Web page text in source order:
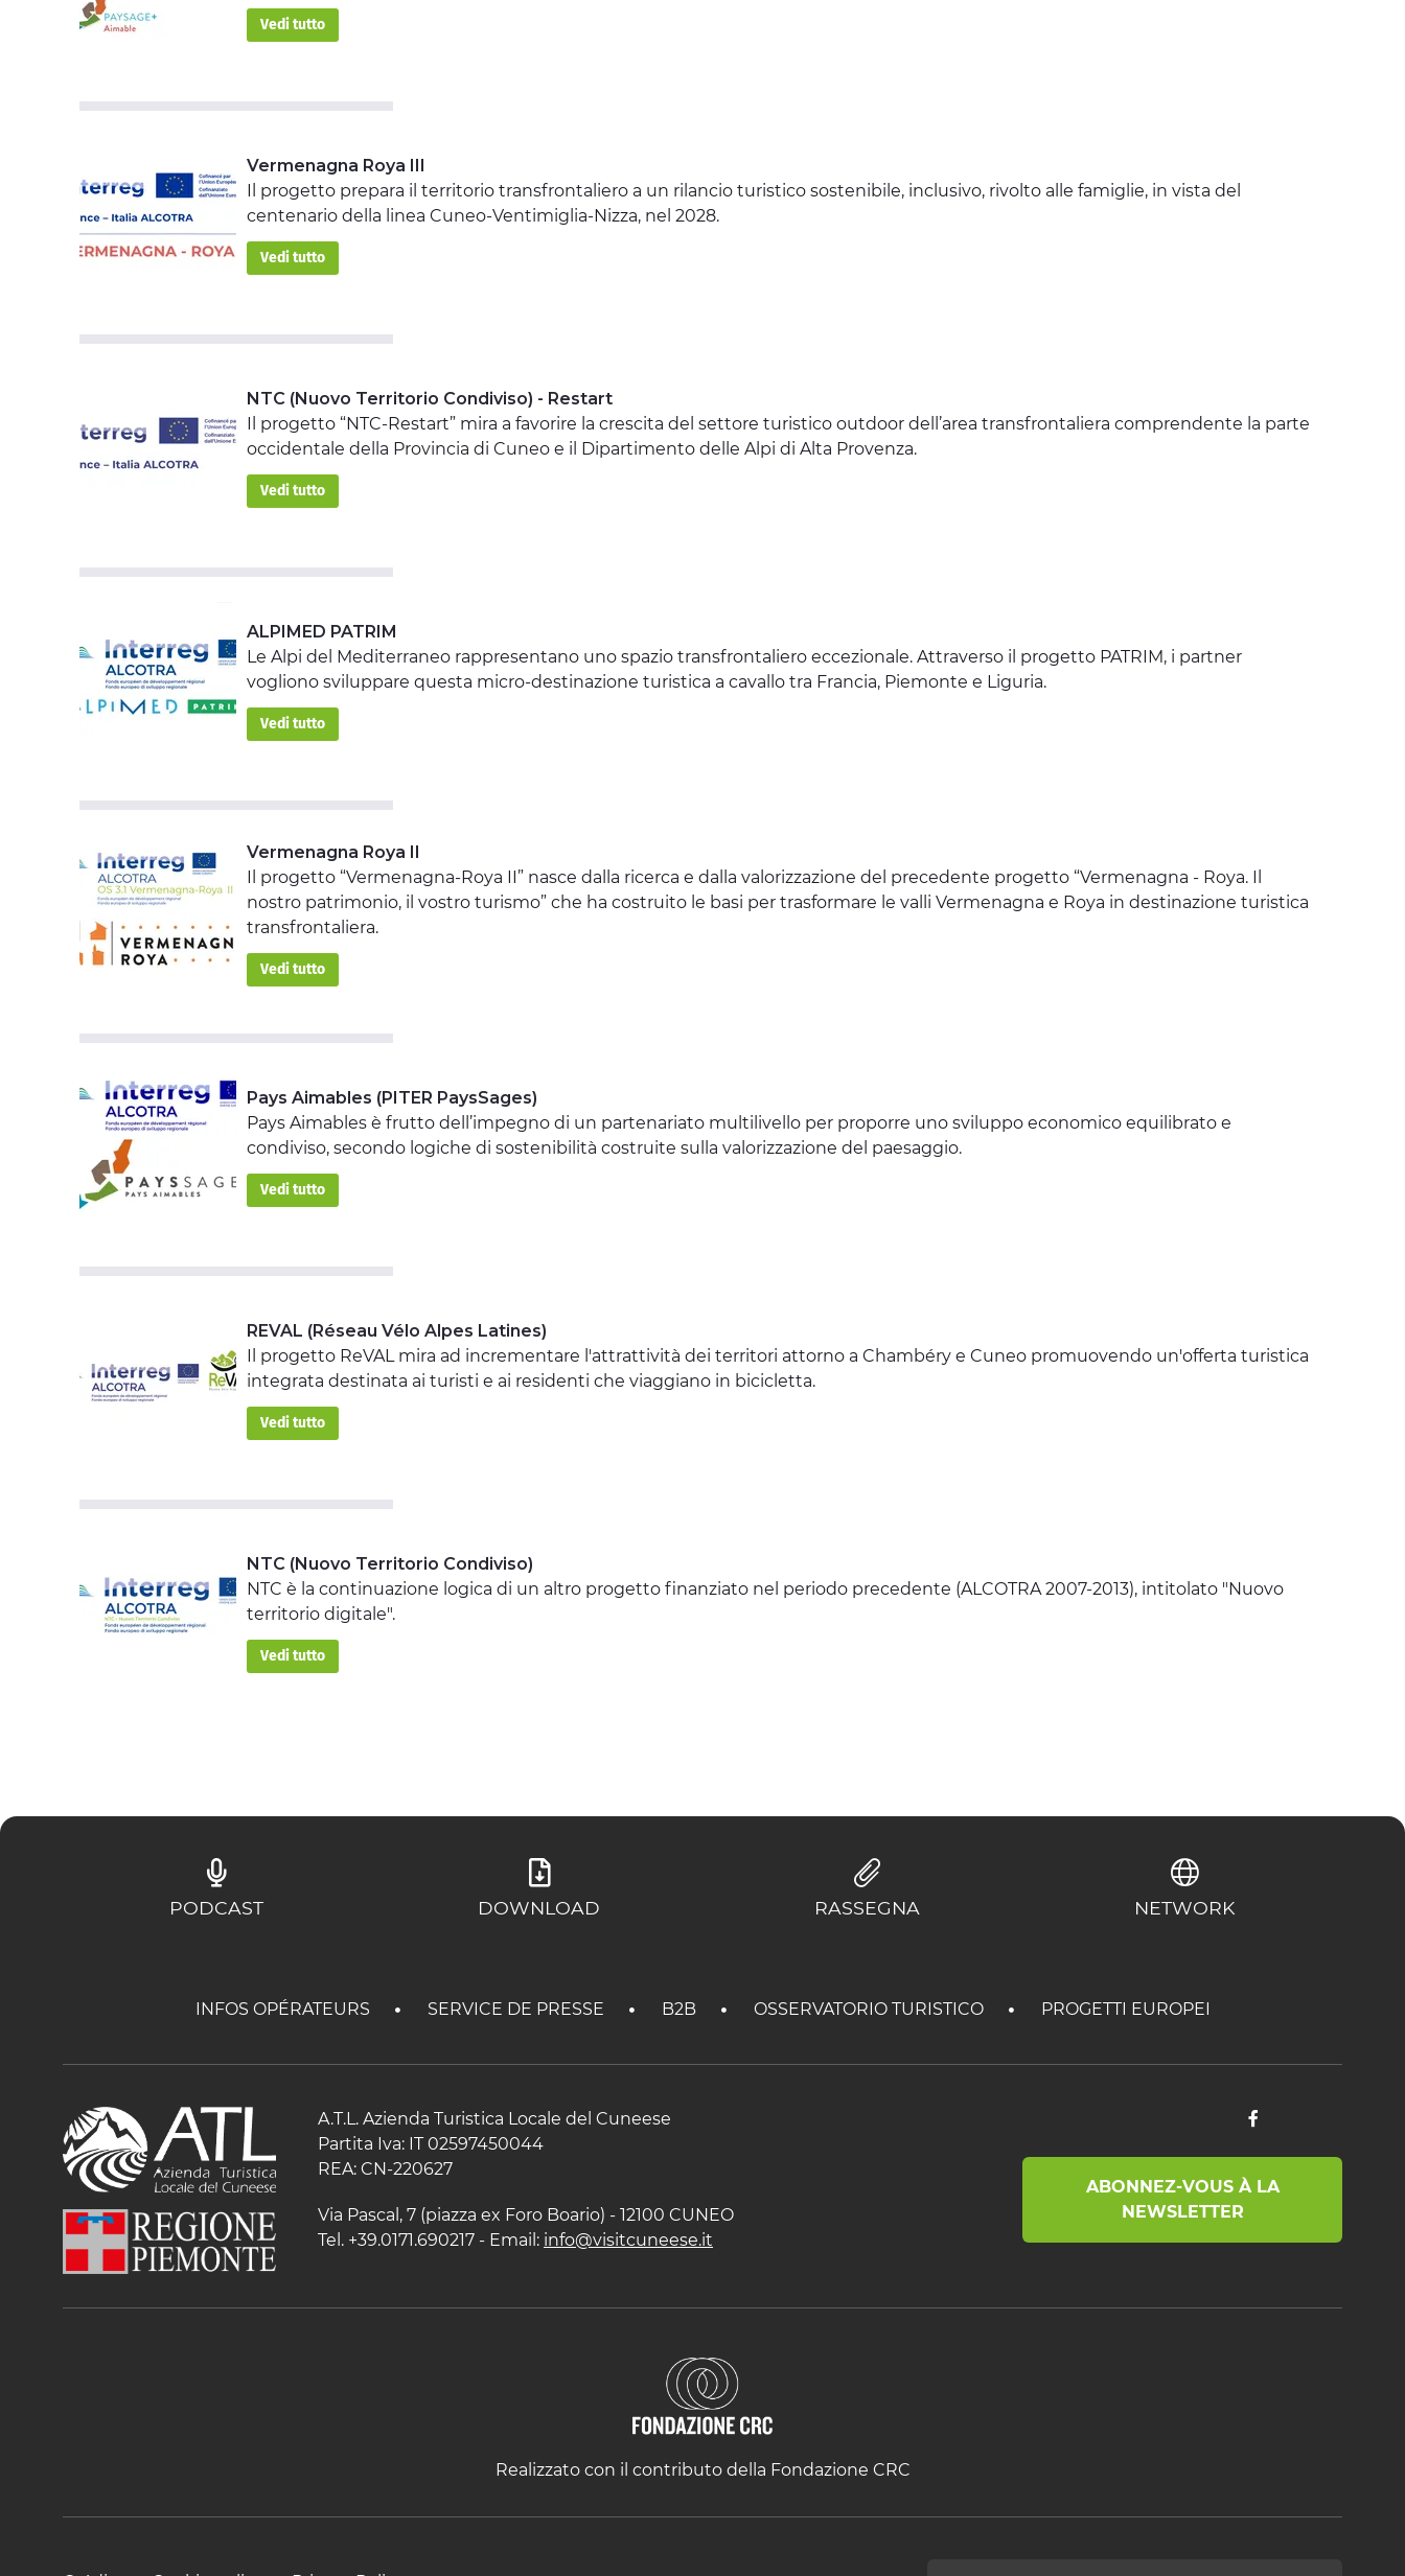
Vedi tutto
Vermenagna Roya III
Il progetto prepara il territorio transfrontaliero a un rilancio turistico sostenibile, inclusivo, rivolto alle famiglie, in vista del
centenario della linea Cuneo-Ventimiglia-Nizza, nel 2028.
Vedi tutto
NTC (Nuovo Territorio Condiviso) - Restart
Il progetto “NTC-Restart” mira a favorire la crescita del settore turistico outdoor dell’area transfrontaliera comprendente la parte
occidentale della Provincia di Cuneo e il Dipartimento delle Alpi di Alta Provenza.
Vedi tutto
ALPIMED PATRIM
Le Alpi del Mediterraneo rappresentano uno spazio transfrontaliero eccezionale. Attraverso il progetto PATRIM, i partner
vogliono sviluppare questa micro-destinazione turistica a cavallo tra Francia, Piemonte e Liguria.
Vedi tutto
Vermenagna Roya II
Il progetto “Vermenagna-Roya II” nasce dalla ricerca e dalla valorizzazione del precedente progetto “Vermenagna - Roya. Il
nostro patrimonio, il vostro turismo” che ha costruito le basi per trasformare le valli Vermenagna e Roya in destinazione turistica
transfrontaliera.
Vedi tutto
Pays Aimables (PITER PaysSages)
Pays Aimables è frutto dell’impegno di un partenariato multilivello per proporre uno sviluppo economico equilibrato e
condiviso, secondo logiche di sostenibilità costruite sulla valorizzazione del paesaggio.
Vedi tutto
REVAL (Réseau Vélo Alpes Latines)
Il progetto ReVAL mira ad incrementare l'attrattività dei territori attorno a Chambéry e Cuneo promuovendo un'offerta turistica
integrata destinata ai turisti e ai residenti che viaggiano in bicicletta.
Vedi tutto
NTC (Nuovo Territorio Condiviso)
NTC è la continuazione logica di un altro progetto finanziato nel periodo precedente (ALCOTRA 2007-2013), intitolato "Nuovo
territorio digitale".
Vedi tutto
PODCAST DOWNLOAD RASSEGNA NETWORK
INFOS OPÉRATEURS SERVICE DE PRESSE B2B OSSERVATORIO TURISTICO PROGETTI EUROPEI
A.T.L. Azienda Turistica Locale del Cuneese
Partita Iva: IT 02597450044
REA: CN-220627
Via Pascal, 7 (piazza ex Foro Boario) - 12100 CUNEO
Tel. +39.0171.690217 - Email: info@visitcuneese.it
ABONNEZ-VOUS À LA
NEWSLETTER
Realizzato con il contributo della Fondazione CRC